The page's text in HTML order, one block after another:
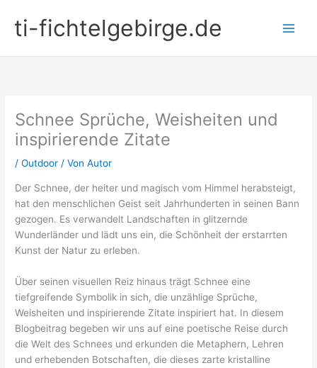
Inhalt
springenti-fichtelgebirge.de
Schnee Sprüche, Weisheiten und
inspirierende Zitate
/Outdoor / VonAutor
Der Schnee, der heiter und magisch vom Himmel herabsteigt,
hat den menschlichen Geist seit Jahrhunderten in seinen Bann
gezogen. Es verwandelt Landschaften in glitzernde
Wunderländer und lädt uns ein, die Schönheit der erstarrten
Kunst der Natur zu erleben.
Über seinen visuellen Reiz hinaus trägt Schnee eine
tiefgreifende Symbolik in sich, die unzählige Sprüche,
Weisheiten und inspirierende Zitate inspiriert hat. In diesem
Blogbeitrag begeben wir uns auf eine poetische Reise durch
die Welt des Schnees und erkunden die Metaphern, Lehren
und erhebenden Botschaften, die dieses zarte kristalline